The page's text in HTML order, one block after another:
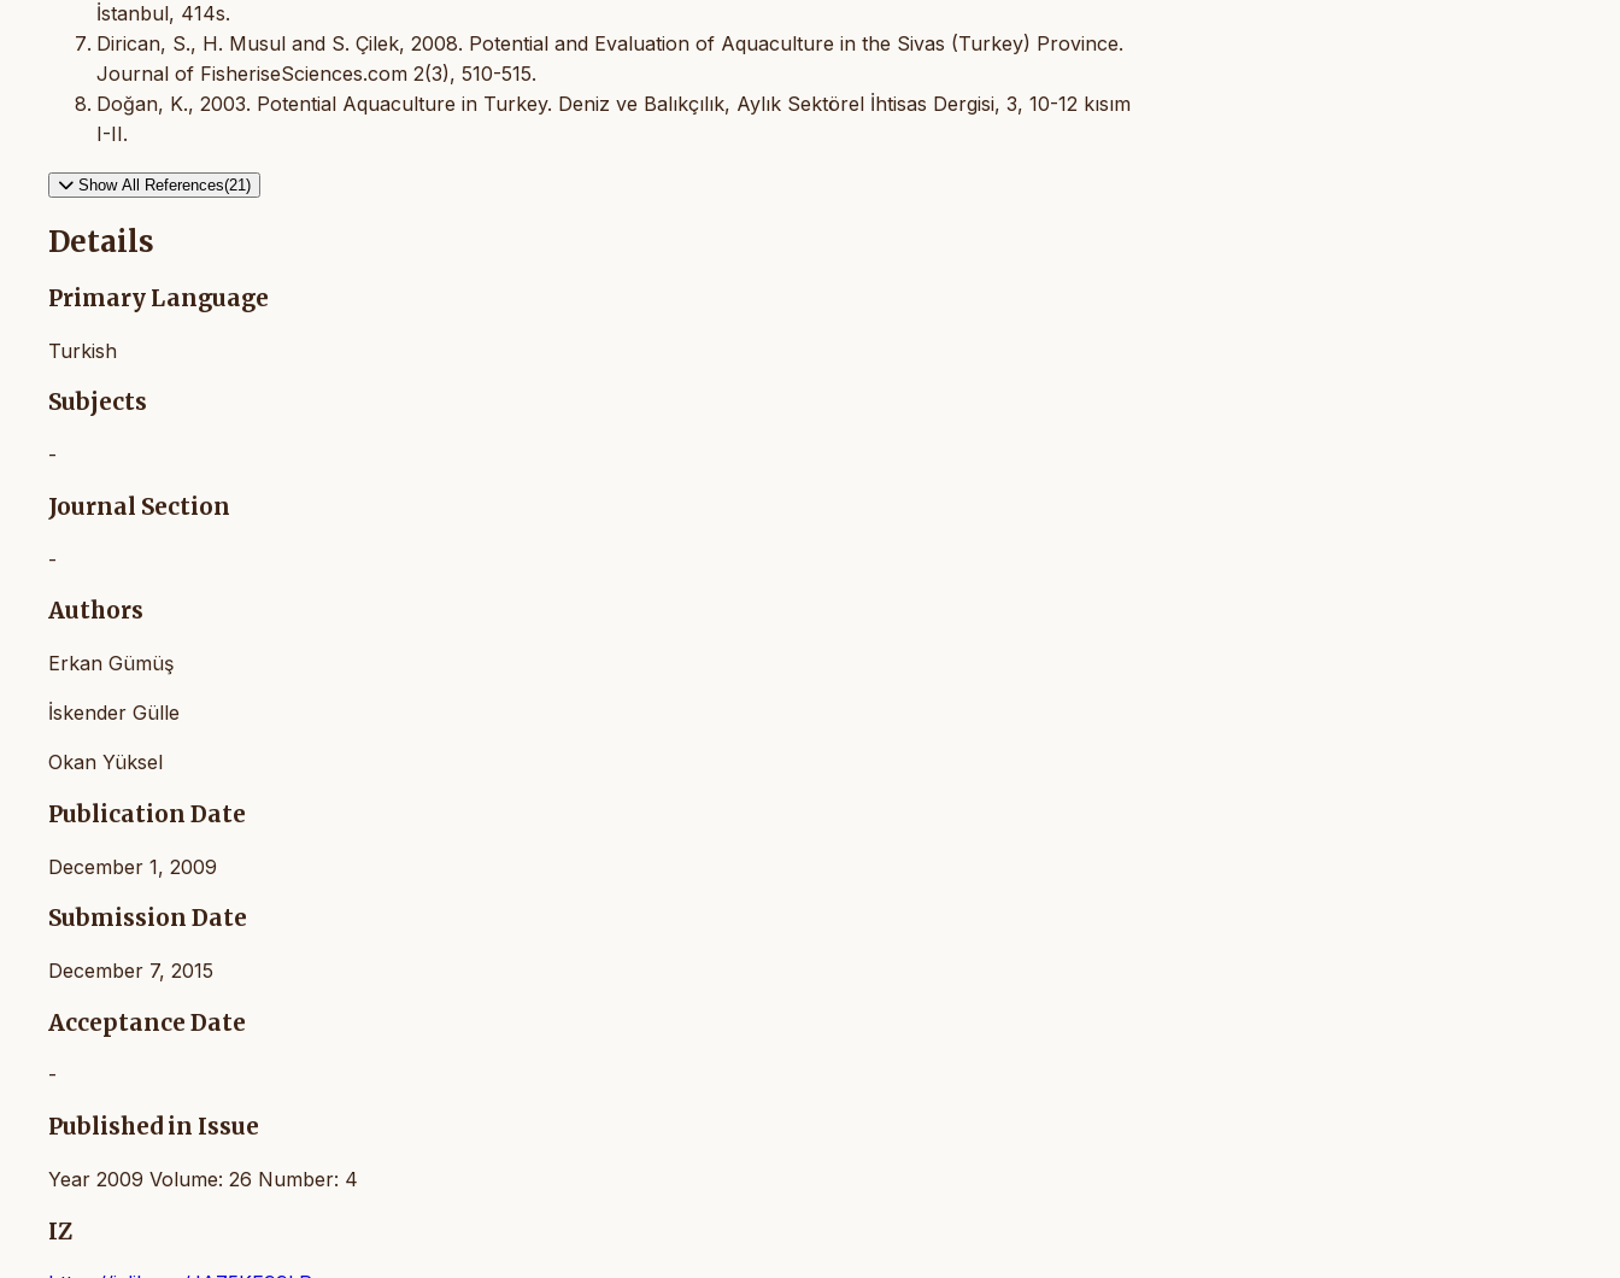
İstanbul, 414s.
Dirican, S., H. Musul and S. Çilek, 2008. Potential and Evaluation of Aquaculture in the Sivas (Turkey) Province.
Journal of FisheriseSciences.com 2(3), 510-515.
Doğan, K., 2003. Potential Aquaculture in Turkey. Deniz ve Balıkçılık, Aylık Sektörel İhtisas Dergisi, 3, 10-12 kısım
I-II.
Show All References(21)
Details
Primary Language
Turkish
Subjects
-
Journal Section
-
Authors
Erkan Gümüş
İskender Gülle
Okan Yüksel
Publication Date
December 1, 2009
Submission Date
December 7, 2015
Acceptance Date
-
Published in Issue
Year 2009 Volume: 26 Number: 4
IZ